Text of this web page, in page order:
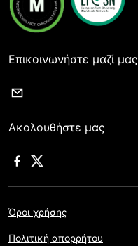
Επικοινωνήστε μαζί μας
Ακολουθήστε μας
Όροι χρήσης
Πολιτική απορρήτου